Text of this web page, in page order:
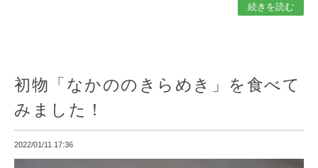
続きを読む
初物「なかののきらめき」を食べて
みました！
2022/01/11 17:36